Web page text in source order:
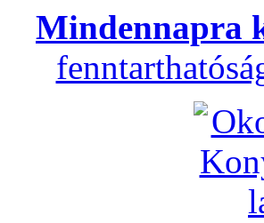
Mindennapra